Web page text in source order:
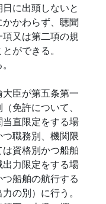
に出頭しないと
かわらず、聴聞
又は第二項の規
ができる。
臣が第五条第一
免許について、
直限定をする場
職務別、機関限
資格別かつ船舶
力限定をする場
船舶の航行する
の別）に行う。